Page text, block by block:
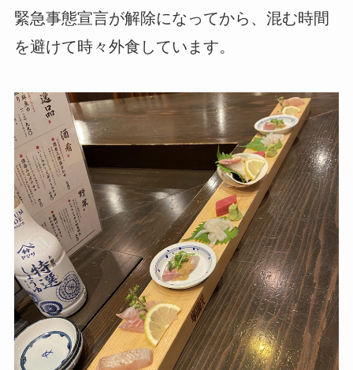
緊急事態宣言が解除になってから、混む時間
を避けて時々外食しています。